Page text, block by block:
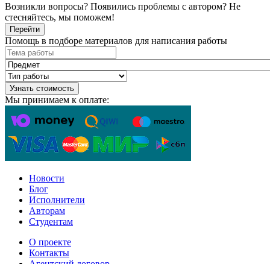
Возникли вопросы? Появились проблемы с автором? Не
стесняйтесь, мы поможем!
Перейти
Помощь в подборе материалов для написания работы
Узнать стоимость
Мы принимаем к оплате:
Новости
Блог
Исполнители
Авторам
Студентам
О проекте
Контакты